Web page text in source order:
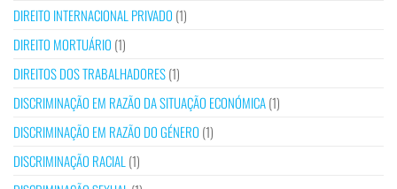
DIREITO INTERNACIONAL PRIVADO (1)
DIREITO MORTUÁRIO (1)
DIREITOS DOS TRABALHADORES(1)
DISCRIMINAÇÃO EM RAZÃO DA SITUAÇÃO ECONÓMICA(1)
DISCRIMINAÇÃO EM RAZÃO DO GÉNERO (1)
DISCRIMINAÇÃO RACIAL (1)